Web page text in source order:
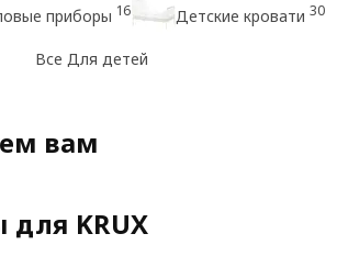
приборы 16 Детские кровати 30
Все Для детей
вам
для KRUX